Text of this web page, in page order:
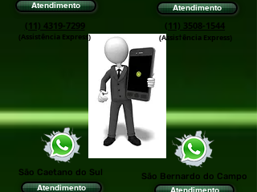
Atendimento
(11) 4319-7299
(Assistência Express)
Atendimento
(11) 3508-1544
(Assis†ência Express)
São Bernardo do Campo
Atendimento
São Caetano do Sul
Atendimento